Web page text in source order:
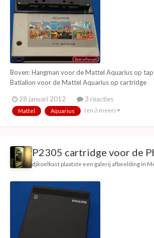
Boven: Hangman voor de Mattel Aquarius op
Batialion voor de Mattel Aquarius op cartridge
28 januari 2012 3 reacties
Mattel Aquarius (en 2 meer)
P2305 cartridge voor de
djkoelkast plaatste een galerij afbeelding in